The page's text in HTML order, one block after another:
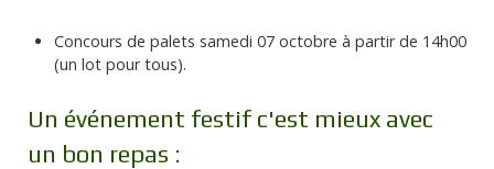
Concours de palets samedi 07 octobre à partir de 14h00
(un lot pour tous).
Un événement festif c'est mieux avec
un bon repas :